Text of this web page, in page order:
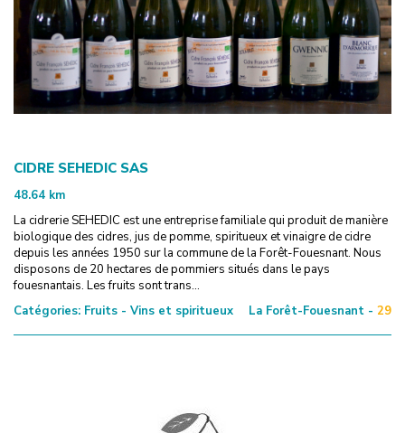
CIDRE SEHEDIC SAS
48.64 km
La cidrerie SEHEDIC est une entreprise familiale qui produit de manière
biologique des cidres, jus de pomme, spiritueux et vinaigre de cidre
depuis les années 1950 sur la commune de la Forêt-Fouesnant. Nous
disposons de 20 hectares de pommiers situés dans le pays
fouesnantais. Les fruits sont trans...
Catégories: Fruits - Vins et spiritueux La Forêt-Fouesnant - 29